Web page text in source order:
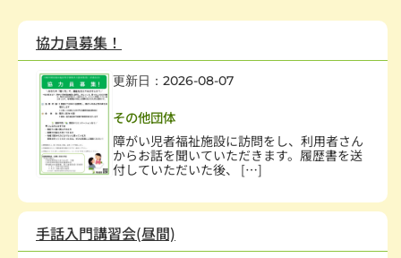
協力員募集！
更新日：2026-08-07
その他団体
障がい児者福祉施設に訪問をし、利用者さん
からお話を聞いていただきます。履歴書を送
付していただいた後、 […]
手話入門講習会(昼間)